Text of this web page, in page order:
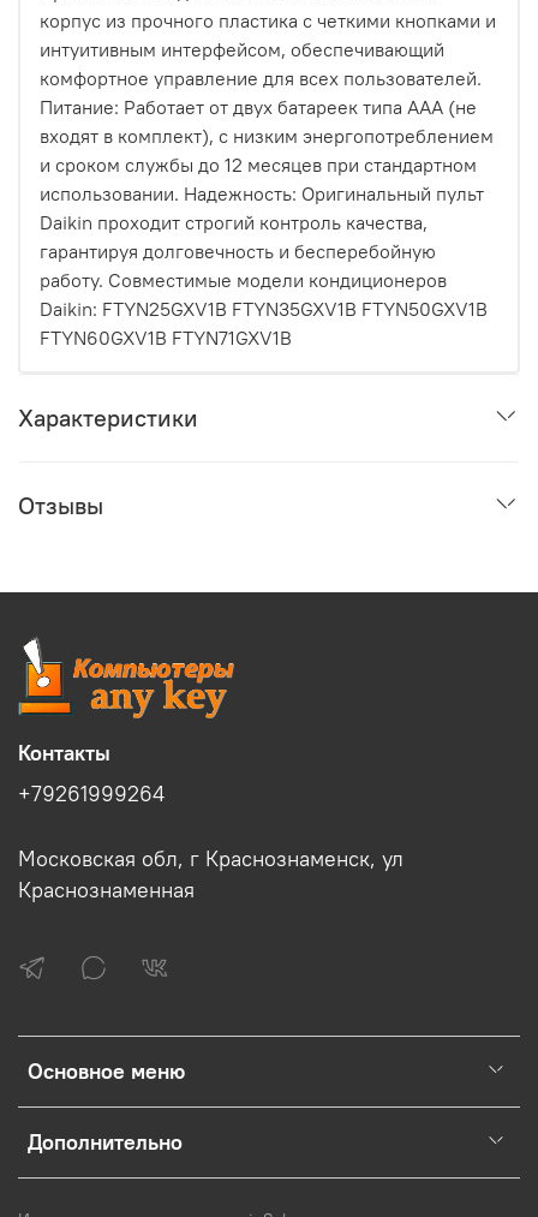
корпус из прочного пластика с четкими кнопками и
интуитивным интерфейсом, обеспечивающий
комфортное управление для всех пользователей.
Питание: Работает от двух батареек типа AAA (не
входят в комплект), с низким энергопотреблением
и сроком службы до 12 месяцев при стандартном
использовании. Надежность: Оригинальный пульт
Daikin проходит строгий контроль качества,
гарантируя долговечность и бесперебойную
работу. Совместимые модели кондиционеров
Daikin: FTYN25GXV1B FTYN35GXV1B FTYN50GXV1B
FTYN60GXV1B FTYN71GXV1B
Характеристики
Отзывы
Основное меню
Дополнительно
Контакты
+79261999264
Московская обл, г Краснознаменск, ул
Краснознаменная